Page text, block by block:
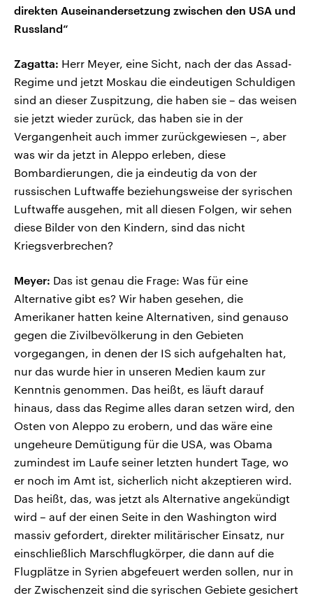
direkten Auseinandersetzung zwischen den USA und
Russland“
Zagatta: Herr Meyer, eine Sicht, nach der das Assad-
Regime und jetzt Moskau die eindeutigen Schuldigen
sind an dieser Zuspitzung, die haben sie – das weisen
sie jetzt wieder zurück, das haben sie in der
Vergangenheit auch immer zurückgewiesen –, aber
was wir da jetzt in Aleppo erleben, diese
Bombardierungen, die ja eindeutig da von der
russischen Luftwaffe beziehungsweise der syrischen
Luftwaffe ausgehen, mit all diesen Folgen, wir sehen
diese Bilder von den Kindern, sind das nicht
Kriegsverbrechen?
Meyer: Das ist genau die Frage: Was für eine
Alternative gibt es? Wir haben gesehen, die
Amerikaner hatten keine Alternativen, sind genauso
gegen die Zivilbevölkerung in den Gebieten
vorgegangen, in denen der IS sich aufgehalten hat,
nur das wurde hier in unseren Medien kaum zur
Kenntnis genommen. Das heißt, es läuft darauf
hinaus, dass das Regime alles daran setzen wird, den
Osten von Aleppo zu erobern, und das wäre eine
ungeheure Demütigung für die USA, was Obama
zumindest im Laufe seiner letzten hundert Tage, wo
er noch im Amt ist, sicherlich nicht akzeptieren wird.
Das heißt, das, was jetzt als Alternative angekündigt
wird – auf der einen Seite in den Washington wird
massiv gefordert, direkter militärischer Einsatz, nur
einschließlich Marschflugkörper, die dann auf die
Flugplätze in Syrien abgefeuert werden sollen, nur in
der Zwischenzeit sind die syrischen Gebiete gesichert